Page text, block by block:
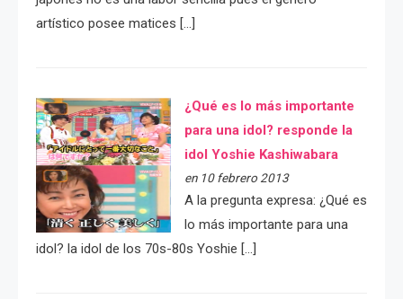
artístico posee matices […]
¿Qué es lo más importante
para una idol? responde la
idol Yoshie Kashiwabara
en 10 febrero 2013
A la pregunta expresa: ¿Qué es
lo más importante para una
idol? la idol de los 70s-80s Yoshie […]